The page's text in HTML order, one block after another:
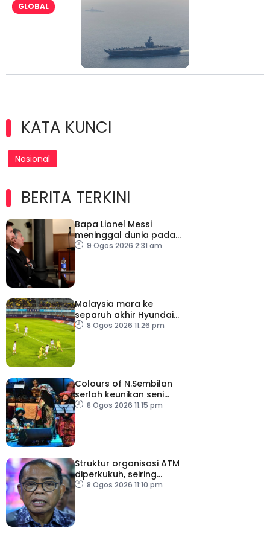
GLOBAL
KATA KUNCI
Nasional
BERITA TERKINI
Bapa Lionel Messi
meninggal dunia pada
usia 68 tahun
9 Ogos 2026 2:31 am
Malaysia mara ke
separuh akhir Hyundai
ASEAN Cup
8 Ogos 2026 11:26 pm
Colours of N.Sembilan
serlah keunikan seni
budaya negeri beradat
8 Ogos 2026 11:15 pm
Struktur organisasi ATM
diperkukuh, seiring
pemodenan aset
8 Ogos 2026 11:10 pm